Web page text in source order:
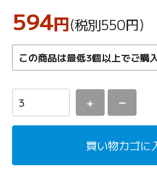
594円(税別550円)
この商品は最低3個以上でご購
＋ －
買い物カゴに